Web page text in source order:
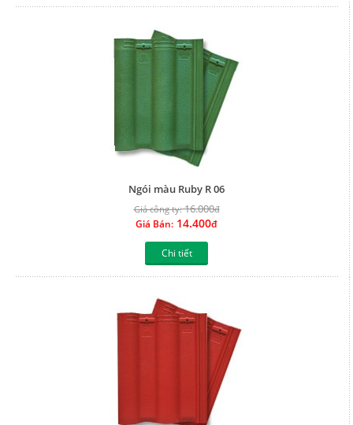
Ngói màu Ruby R 06
Giá công ty:16.000đ
Giá Bán: 14.400đ
Chi tiết